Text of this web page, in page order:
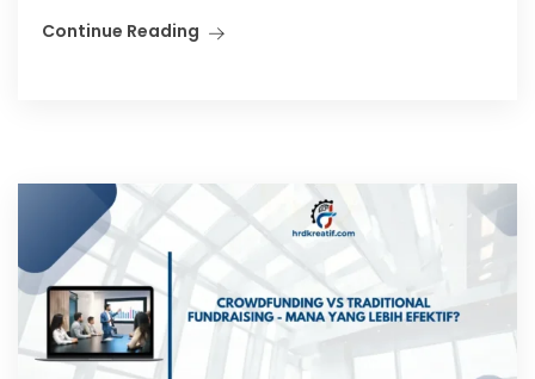
Continue Reading